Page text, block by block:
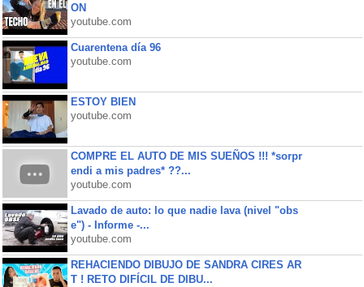
ON
youtube.com
Cuarentena día 96
youtube.com
ESTOY BIEN
youtube.com
COMPRE EL AUTO DE MIS SUEÑOS !!! *sorpr
endi a mis padres* ??...
youtube.com
Lavado de auto: lo que nadie lava (nivel "obs
e") - Informe -...
youtube.com
REHACIENDO DIBUJO DE SANDRA CIRES AR
T ! RETO DIFÍCIL DE DIBU...